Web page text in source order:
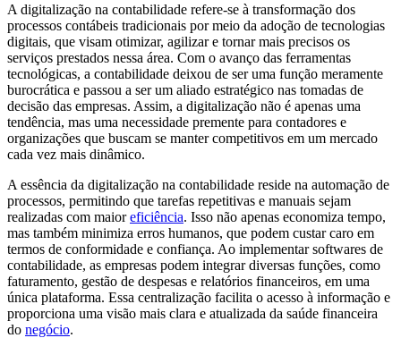
A digitalização na contabilidade refere-se à transformação dos
processos contábeis tradicionais por meio da adoção de tecnologias
digitais, que visam otimizar, agilizar e tornar mais precisos os
serviços prestados nessa área. Com o avanço das ferramentas
tecnológicas, a contabilidade deixou de ser uma função meramente
burocrática e passou a ser um aliado estratégico nas tomadas de
decisão das empresas. Assim, a digitalização não é apenas uma
tendência, mas uma necessidade premente para contadores e
organizações que buscam se manter competitivos em um mercado
cada vez mais dinâmico.
A essência da digitalização na contabilidade reside na automação de
processos, permitindo que tarefas repetitivas e manuais sejam
realizadas com maioreficiência. Isso não apenas economiza tempo,
mas também minimiza erros humanos, que podem custar caro em
termos de conformidade e confiança. Ao implementar softwares de
contabilidade, as empresas podem integrar diversas funções, como
faturamento, gestão de despesas e relatórios financeiros, em uma
única plataforma. Essa centralização facilita o acesso à informação e
proporciona uma visão mais clara e atualizada da saúde financeira
do negócio.